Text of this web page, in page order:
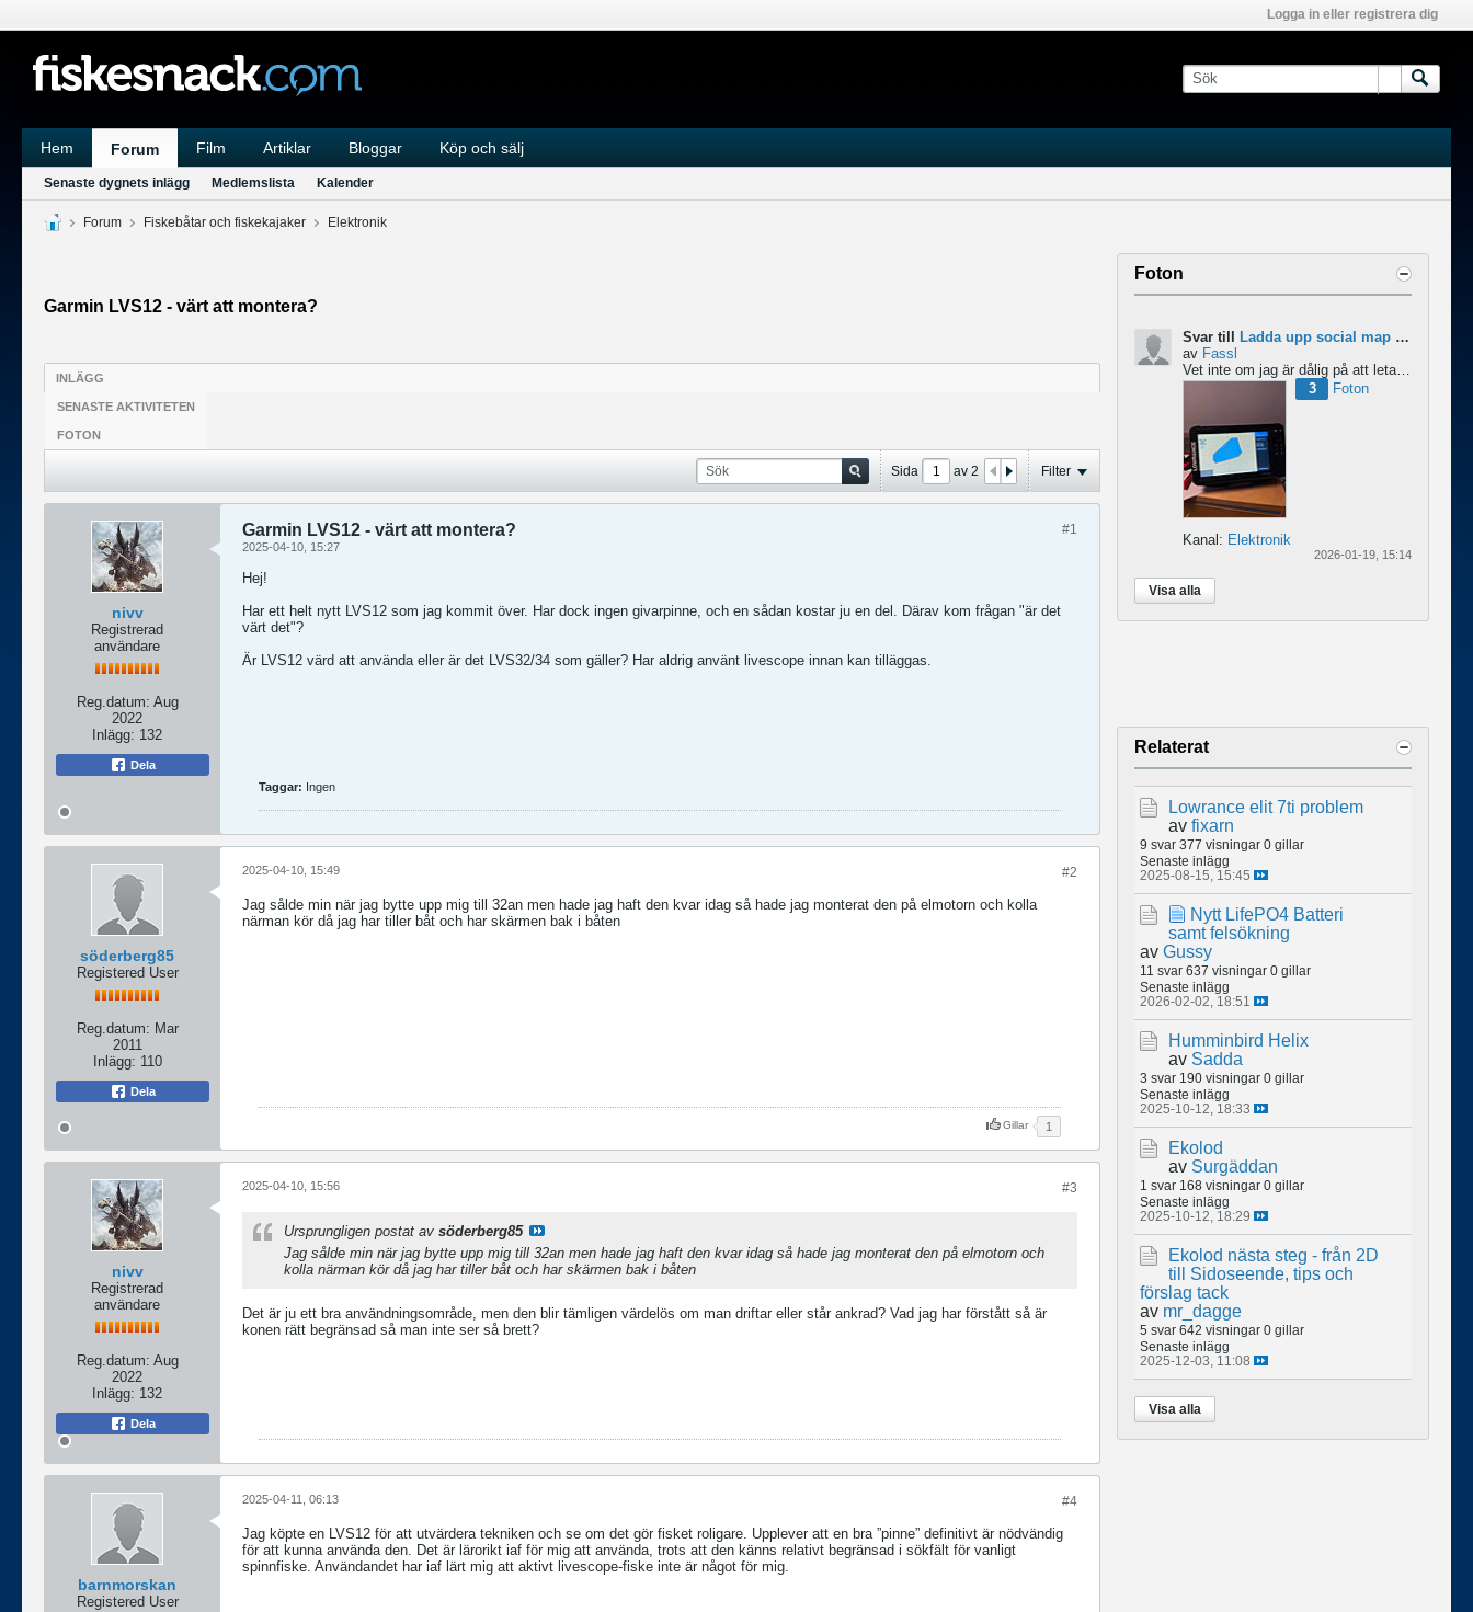
Logga in eller registrera dig
Hem Forum Film Artiklar Bloggar Köp och sälj
Senaste dygnets inlägg Medlemslista Kalender
Forum Fiskebåtar och fiskekajaker Elektronik
Garmin LVS12 - värt att montera?
INLÄGG
SENASTE AKTIVITETEN
FOTON
Sida av 2 Filter
nivv
Registrerad
användare
Reg.datum: Aug
2022
Inlägg: 132
Dela
#1
Garmin LVS12 - värt att montera?
2025-04-10, 15:27
Hej!
Har ett helt nytt LVS12 som jag kommit över. Har dock ingen givarpinne, och en sådan kostar ju en del. Därav kom frågan "är det
värt det"?
Är LVS12 värd att använda eller är det LVS32/34 som gäller? Har aldrig använt livescope innan kan tilläggas.
Taggar: Ingen
söderberg85
Registered User
Reg.datum: Mar
2011
Inlägg: 110
Dela
#2
2025-04-10, 15:49
Jag sålde min när jag bytte upp mig till 32an men hade jag haft den kvar idag så hade jag monterat den på elmotorn och kolla
närman kör då jag har tiller båt och har skärmen bak i båten
Gillar 1
nivv
Registrerad
användare
Reg.datum: Aug
2022
Inlägg: 132
Dela
#3
2025-04-10, 15:56
Ursprungligen postat av söderberg85
Jag sålde min när jag bytte upp mig till 32an men hade jag haft den kvar idag så hade jag monterat den på elmotorn och
kolla närman kör då jag har tiller båt och har skärmen bak i båten
Det är ju ett bra användningsområde, men den blir tämligen värdelös om man driftar eller står ankrad? Vad jag har förstått så är
konen rätt begränsad så man inte ser så brett?
barnmorskan
Registered User
#4
2025-04-11, 06:13
Jag köpte en LVS12 för att utvärdera tekniken och se om det gör fisket roligare. Upplever att en bra ”pinne” definitivt är nödvändig
för att kunna använda den. Det är lärorikt iaf för mig att använda, trots att den känns relativt begränsad i sökfält för vanligt
spinnfiske. Användandet har iaf lärt mig att aktivt livescope-fiske inte är något för mig.
Foton
Svar till
Ladda upp social map till Lowrance Eagle
av Fassl
Vet inte om jag är dålig på att leta men jag hittar inget om att ladda upp social maps i manualen....
3
Foton
Kanal: Elektronik
2026-01-19, 15:14
Visa alla
Relaterat
Lowrance elit 7ti problem
av fixarn
9 svar 377 visningar 0 gillar
Senaste inlägg
2025-08-15, 15:45
Nytt LifePO4 Batteri
samt felsökning
av Gussy
11 svar 637 visningar 0 gillar
Senaste inlägg
2026-02-02, 18:51
Humminbird Helix
av Sadda
3 svar 190 visningar 0 gillar
Senaste inlägg
2025-10-12, 18:33
Ekolod
av Surgäddan
1 svar 168 visningar 0 gillar
Senaste inlägg
2025-10-12, 18:29
Ekolod nästa steg - från 2D
till Sidoseende, tips och
förslag tack
av mr_dagge
5 svar 642 visningar 0 gillar
Senaste inlägg
2025-12-03, 11:08
Visa alla